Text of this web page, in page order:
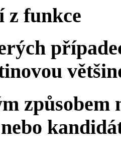
z funkce
způsobem